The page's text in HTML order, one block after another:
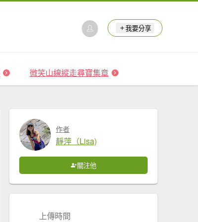
我要分享
微笑山線縱走尋寶集章
作者
靜萍（Lisa)
關注他
上傳時間